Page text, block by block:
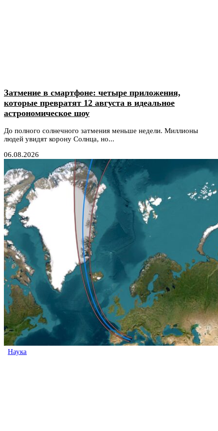
Затмение в смартфоне: четыре приложения,
которые превратят 12 августа в идеальное
астрономическое шоу
До полного солнечного затмения меньше недели. Миллионы
людей увидят корону Солнца, но...
06.08.2026
Наука